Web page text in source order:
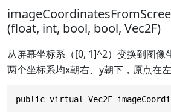
(float, int, bool, bool, Vec2F)
从屏幕坐标系（[0, 1]^2）变换到图像
两个坐标系均x朝右、y朝下，原点在左
public virtual Vec2F